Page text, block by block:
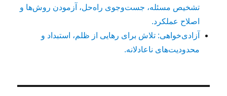
تشخیص مسئله، جست‌وجوی راه‌حل، آزمودن روش‌ها و
اصلاح عملکرد.
آزادی‌خواهی: تلاش برای رهایی از ظلم، استبداد و
محدودیت‌های ناعادلانه.